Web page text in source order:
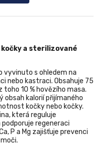
a sterilizované
vyvinuto s ohledem na
nebo kastraci. Obsahuje 75
toho 10 % hovězího masa.
obsah kalorií přijímaného
kočky nebo kočky.
která reguluje
regeneraci
P a Mg zajišťuje prevenci